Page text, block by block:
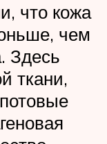
что кожа
чем
Здесь
ткани,